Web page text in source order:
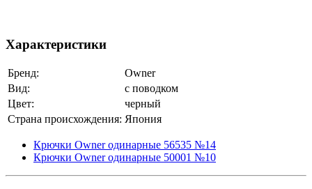
Характеристики
Бренд:
Owner
Вид:
с поводком
Цвет:
черный
Страна происхождения: Япония
Крючки Owner одинарные 56535 №14
Крючки Owner одинарные 50001 №10